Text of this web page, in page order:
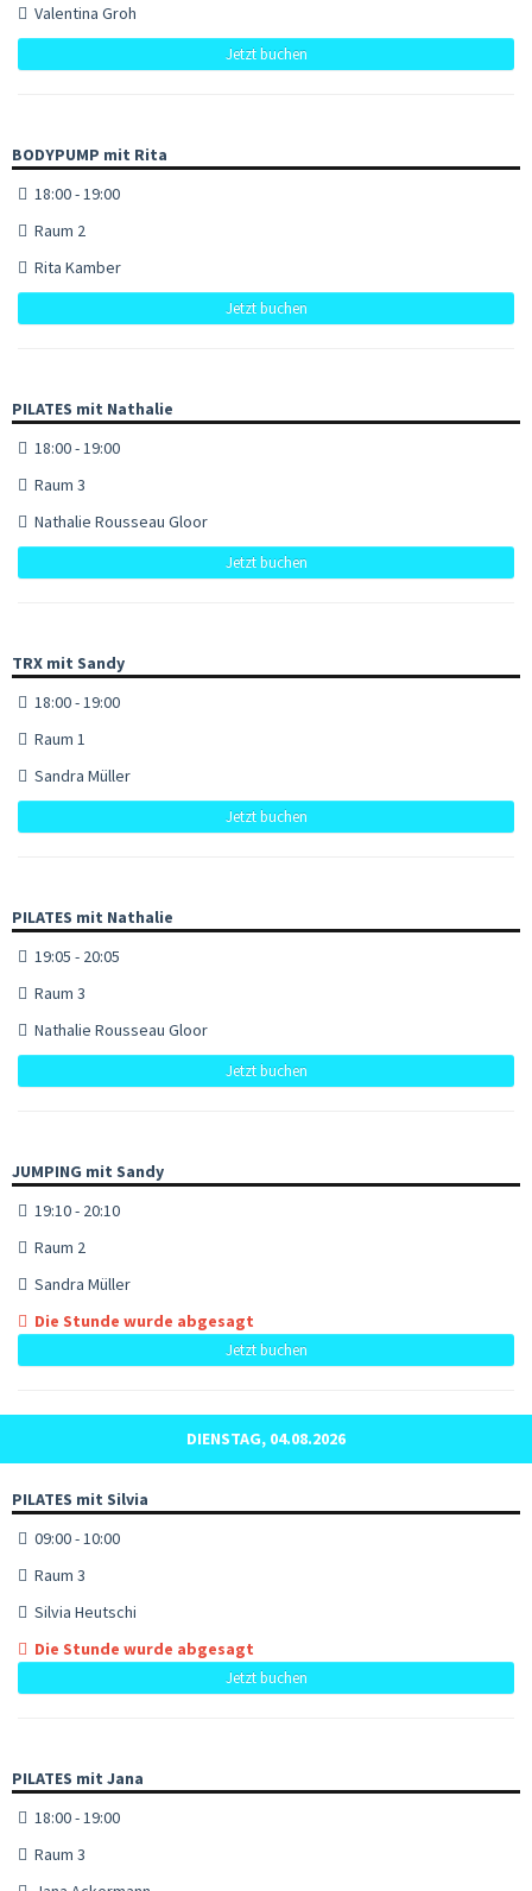
Valentina Groh
Jetzt buchen
BODYPUMP mit Rita
18:00 - 19:00
Raum 2
Rita Kamber
Jetzt buchen
PILATES mit Nathalie
18:00 - 19:00
Raum 3
Nathalie Rousseau Gloor
Jetzt buchen
TRX mit Sandy
18:00 - 19:00
Raum 1
Sandra Müller
Jetzt buchen
PILATES mit Nathalie
19:05 - 20:05
Raum 3
Nathalie Rousseau Gloor
Jetzt buchen
JUMPING mit Sandy
19:10 - 20:10
Raum 2
Sandra Müller
Die Stunde wurde abgesagt
Jetzt buchen
DIENSTAG, 04.08.2026
PILATES mit Silvia
09:00 - 10:00
Raum 3
Silvia Heutschi
Die Stunde wurde abgesagt
Jetzt buchen
PILATES mit Jana
18:00 - 19:00
Raum 3